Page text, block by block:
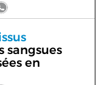
sangsues
en